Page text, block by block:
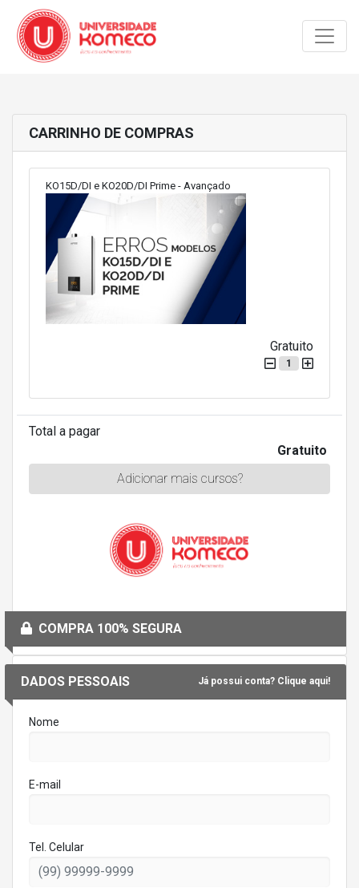
DADOS PESSOAIS Já possui conta? Clique aqui!
Nome
E-mail
Tel. Celular
CARRINHO DE COMPRAS
KO15D/DI e KO20D/DI Prime - Avançado
Gratuito
1
Total a pagar
Gratuito
Adicionar mais cursos?
COMPRA 100% SEGURA